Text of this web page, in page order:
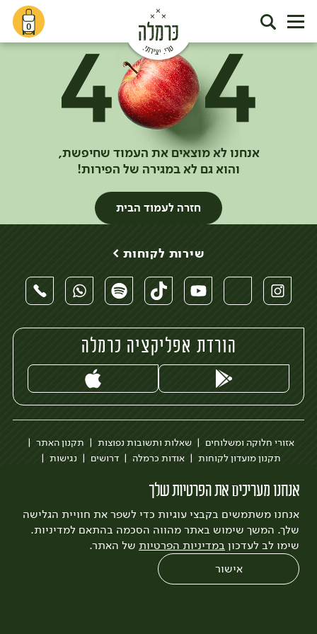
0
אנחנו לא מוצאים את העמוד שחיפשת,
והוא גם לא במגירה של הפירות!
חזרה לעמוד הבית
אנחנו מעריכים את הפרטיות שלך
אנחנו משתמשים בקבצי עוגיות כדי לשפר את חוויית הגלישה
שלך. המשך שימוש באתר מהווה הסכמה בהתאם למדיניות.
שימו לב לעדכון במדיניות הפרטיות של האתר.
אישור
שירות לקוחות >
הורדת אפליקציה כרמלה
אזורי חלוקה ומשלוחים שאלות ותשובות נפוצות
תקנון האתר
תקנון מועדון לקוחות
אודות כרמלה דרושים
נגישות
לצפייה בעדכון מדיניות פרטיות
עיצוב:3bears פיתוח:Quatro